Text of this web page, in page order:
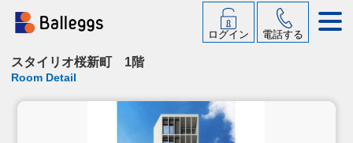
ログイン 電話する
スタイリオ桜新町 1階
Room Detail